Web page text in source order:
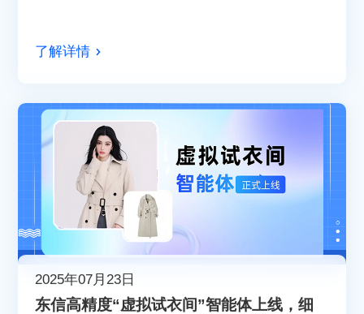
了解详情
2025年07月23日
东信高精度“虚拟试衣间”智能体上线，细